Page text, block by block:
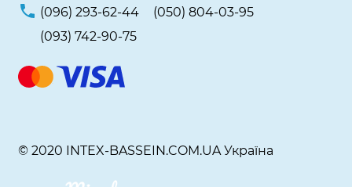
(096) 293-62-44
(050) 804-03-95
(093) 742-90-75
© 2020 INTEX-BASSEIN.COM.UA Україна